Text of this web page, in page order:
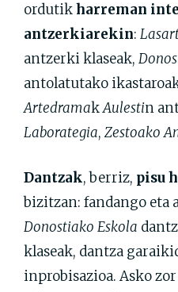
ordutikharreman
antzerkiarekin:
antzerki klaseak,
antolatutako
ArtedramakAulestin
Laborategia, Zestoako
Dantzak, berriz, pisu
bizitzan: fandango
Donostiako Eskola
klaseak, dantza
inprobisazioa. Asko